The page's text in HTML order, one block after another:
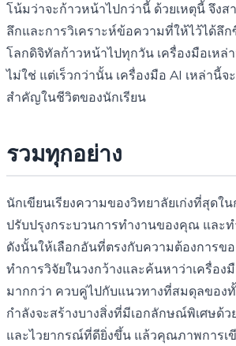
โน้มว่าจะก้าวหน้าไปกว่านี้ ด้วยเหตุนี้ จึงส
ลึกและการวิเคราะห์ข้อความที่ให้ไว้ได้ลึ
โลกดิจิทัลก้าวหน้าไปทุกวัน เครื่องมือเหล่
ไม่ใช่ แต่เร็วกว่านั้น เครื่องมือ AI เหล่านี้จ
สำคัญในชีวิตของนักเรียน
รวมทุกอย่าง
นักเขียนเรียงความของวิทยาลัยเก่งที่สุดใ
ปรับปรุงกระบวนการทำงานของคุณ และ
ดังนั้นให้เลือกอันที่ตรงกับความต้องการ
ทำการวิจัยในวงกว้างและค้นหาว่าเครื่อ
มากกว่า ควบคู่ไปกับแนวทางที่สมดุลของ
กำลังจะสร้างบางสิ่งที่มีเอกลักษณ์พิเศษด้ว
และไวยากรณ์ที่ดียิ่งขึ้น แล้วคุณภาพการเ